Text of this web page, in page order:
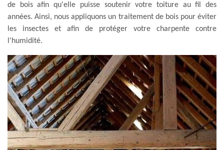
de bois afin qu'elle puisse soutenir votre toiture au fil des
années. Ainsi, nous appliquons un traitement de bois pour éviter
les insectes et afin de protéger votre charpente contre
l'humidité.